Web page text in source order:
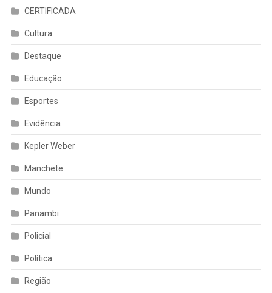
CERTIFICADA
Cultura
Destaque
Educação
Esportes
Evidência
Kepler Weber
Manchete
Mundo
Panambi
Policial
Política
Região